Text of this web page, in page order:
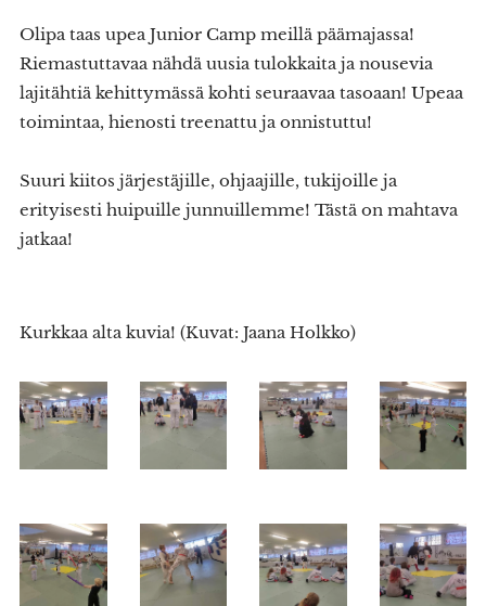
Olipa taas upea Junior Camp meillä päämajassa!
Riemastuttavaa nähdä uusia tulokkaita ja nousevia
lajitähtiä kehittymässä kohti seuraavaa tasoaan! Upeaa
toimintaa, hienosti treenattu ja onnistuttu!
Suuri kiitos järjestäjille, ohjaajille, tukijoille ja
erityisesti huipuille junnuillemme! Tästä on mahtava
jatkaa!
Kurkkaa alta kuvia! (Kuvat: Jaana Holkko)